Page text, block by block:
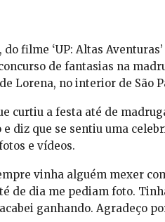
filme ‘UP: Altas
de fantasias na
Lorena, no interior de São
curtiu a festa até de
diz que se sentiu uma
e vídeos.
vinha alguém mexer
de dia me pediam foto.
ganhando. Agradeço